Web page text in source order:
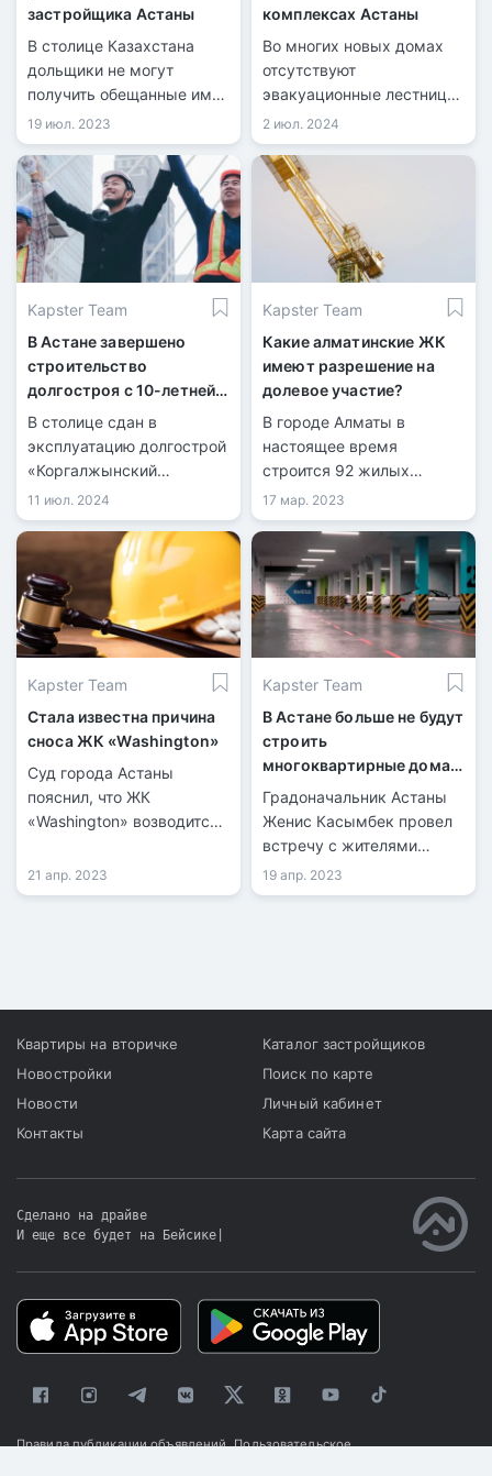
застройщика Астаны
В столице Казахстана
дольщики не могут
получить обещанные им
квартиры. Речь идет о ЖК
R-Club, который
расположился по
проспекту Мангилик Ел.
19 июл. 2023
комплексах Астаны
Во многих новых домах
отсутствуют
эвакуационные лестницы,
а системы пожарного
оповещения неисправны.
Инспекторы ДЧС
предупреждают, что эти
недостатки могут
привести к трагическим
последствиям в случае
пожара.
2 июл. 2024
Kapster Team
В Астане завершено
строительство
долгостроя с 10-летней
историей
В столице сдан в
эксплуатацию долгострой
«Коргалжынский
квартал», который стоял
незавершенным с 2015
года. Частный
застройщик начал
привлекать средства
дольщиков ещё в 2014
году, но не смог
завершить проект в срок.
11 июл. 2024
Kapster Team
Какие алматинские ЖК
имеют разрешение на
долевое участие?
В городе Алматы в
настоящее время
строится 92 жилых
комплекса с
разрешением на
привлечение денег
дольщиков.
17 мар. 2023
Kapster Team
Стала известна причина
сноса ЖК «Washington»
Суд города Астаны
пояснил, что ЖК
«Washington» возводится
поэтому не будет
достроен.
21 апр. 2023
Kapster Team
В Астане больше не будут
строить
многоквартирные дома
без обустроенных
паркингов
Градоначальник Астаны
Женис Касымбек провел
встречу с жителями
района Есиль, на которой
обсуждались вопросы
социальных объектов,
плотной застройки,
водоснабжения,
строительства, ливневой
канализации, запуска
19 апр. 2023
Квартиры на вторичке
Новостройки
Новости
Контакты
Каталог застройщиков
Поиск по карте
Личный кабинет
Карта сайта
Сделано на драйве
И еще все будет на Бейсике
Правила публикации объявлений Пользовательское